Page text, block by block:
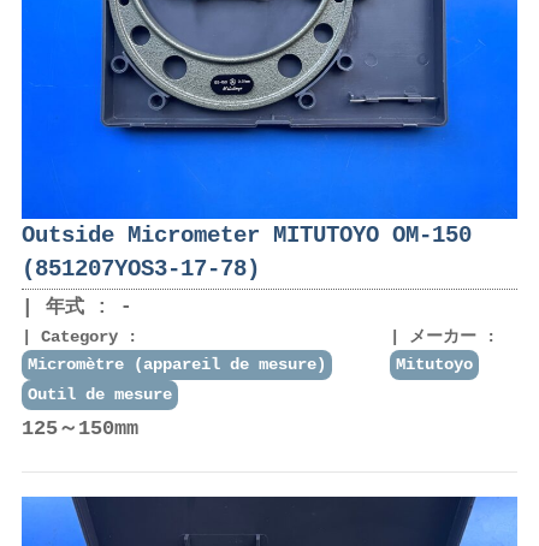
Outside Micrometer MITUTOYO OM-150
(851207YOS3-17-78)
年式 : -
Category :
Micromètre (appareil de mesure)
Outil de mesure
メーカー :
Mitutoyo
125～150mm